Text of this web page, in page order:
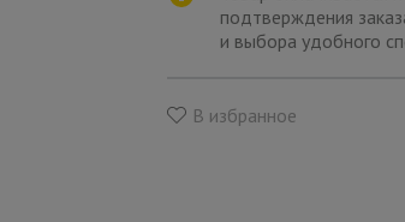
подтверждения
и выбора удобного
В избранное